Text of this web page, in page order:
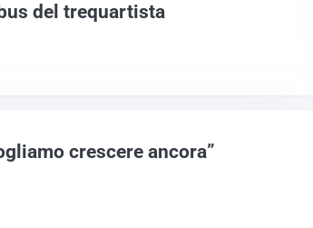
del trequartista
crescere ancora”